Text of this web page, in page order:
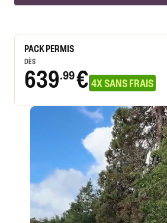
PACK PERMIS
DÈS
639.99€ 4X SANS FRAIS